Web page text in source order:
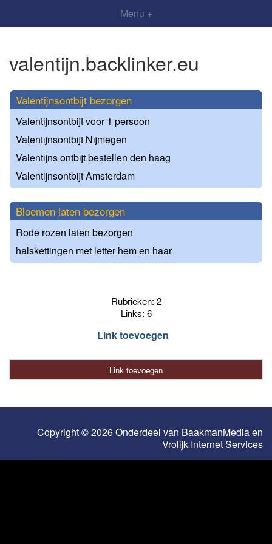
Menu +
valentijn.backlinker.eu
Valentijnsontbijt bezorgen
Valentijnsontbijt voor 1 persoon
Valentijnsontbijt Nijmegen
Valentijns ontbijt bestellen den haag
Valentijnsontbijt Amsterdam
Bloemen laten bezorgen
Rode rozen laten bezorgen
halskettingen met letter hem en haar
Rubrieken: 2
Links: 6
Link toevoegen
Link toevoegen
Copyright © 2026 Onderdeel van BaakmanMediaen
Vrolijk Internet Services